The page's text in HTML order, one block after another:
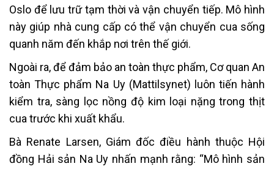
Oslo để lưu trữ tạm thời và vận chuyển tiếp. Mô hình
này giúp nhà cung cấp có thể vận chuyển cua sống
quanh năm đến khắp nơi trên thế giới.
Ngoài ra, để đảm bảo an toàn thực phẩm, Cơ quan An
toàn Thực phẩm Na Uy (Mattilsynet) luôn tiến hành
kiểm tra, sàng lọc nồng độ kim loại nặng trong thịt
cua trước khi xuất khẩu.
Bà Renate Larsen, Giám đốc điều hành thuộc Hội
đồng Hải sản Na Uy nhấn mạnh rằng: “Mô hình sản